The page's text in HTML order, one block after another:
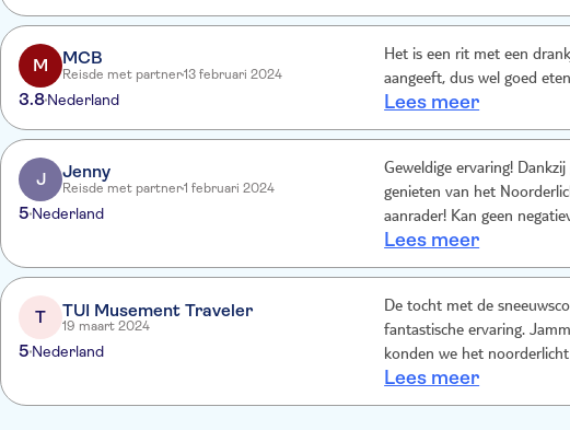
M MCB
Reisde met partner13 februari 2024
3.8Nederland
Het is een rit met een
aangeeft, dus wel goed
Lees meer
J Jenny
Reisde met partner1 februari 2024
5 Nederland
Geweldige ervaring!
genieten van het
aanrader! Kan geen
Chapaux!
Lees meer
T TUI Musement Traveler
19 maart 2024
5 Nederland
De tocht met de
fantastische ervaring.
konden we het
de gids maakte dat dit een
Lees meer